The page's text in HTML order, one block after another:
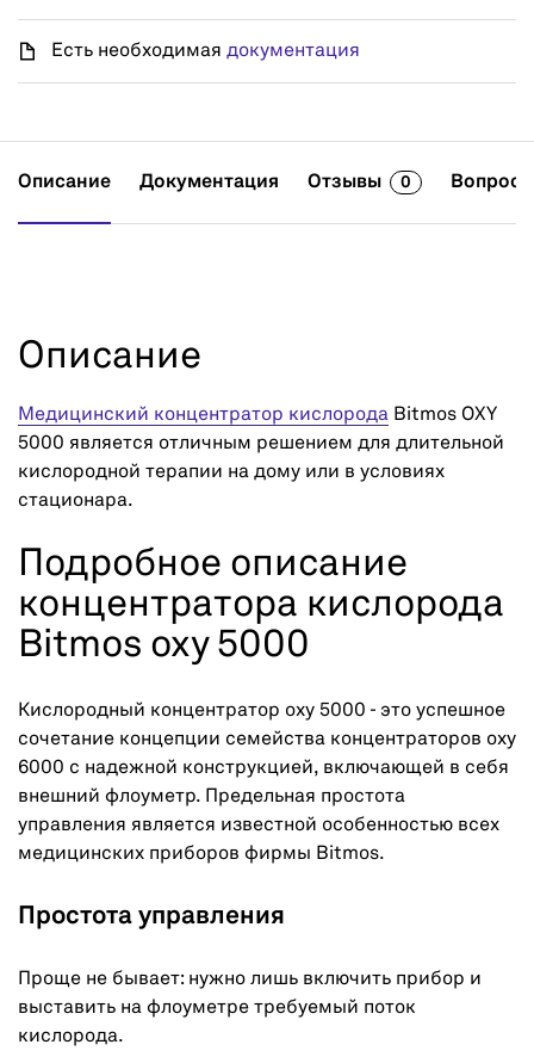
Есть необходимая документация
Описание Документация Отзывы 0
Описание
Медицинский концентратор кислорода Bitmos OXY
5000 является отличным решением для длительной
кислородной терапии на дому или в условиях
стационара.
Подробное описание
концентратора кислорода
Bitmos oxy 5000
Кислородный концентратор oxy 5000 - это успешное
сочетание концепции семейства концентраторов oxy
6000 с надежной конструкцией, включающей в себя
внешний флоуметр. Предельная простота
управления является известной особенностью всех
медицинских приборов фирмы Bitmos.
Простота управления
Проще не бывает: нужно лишь включить прибор и
выставить на флоуметре требуемый поток
кислорода.